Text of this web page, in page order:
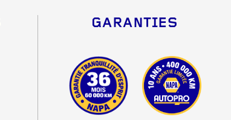
GARANTIES